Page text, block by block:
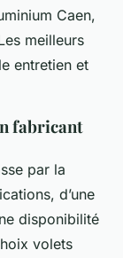
Caen,
meilleurs
entretien et
fabricant
par la
d’une
disponibilité
volets